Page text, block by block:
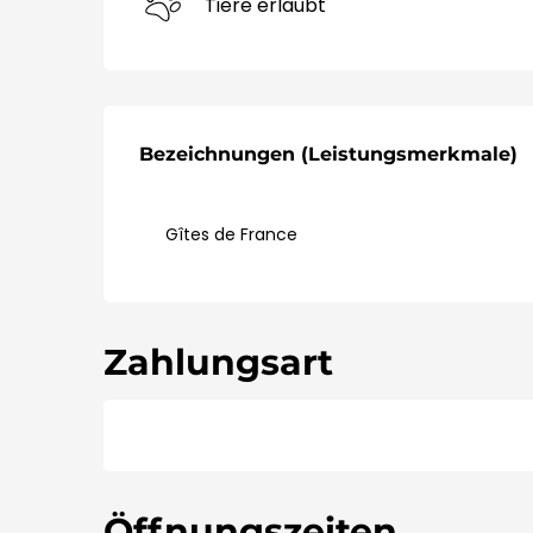
Tiere erlaubt
Bezeichnungen (Leistungsmerkmale)
Bezeichnungen (Leistungsmerkmale)
Gîtes de France
Zahlungsart